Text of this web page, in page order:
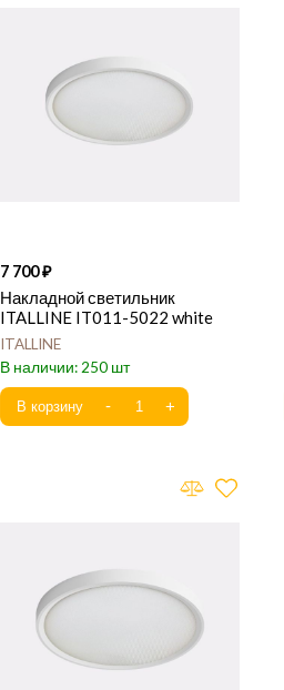
7 700
Накладной светильник
ITALLINE IT011-5022 white
ITALLINE
250